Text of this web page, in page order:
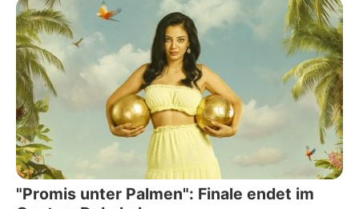
"Promis unter Palmen": Finale endet im